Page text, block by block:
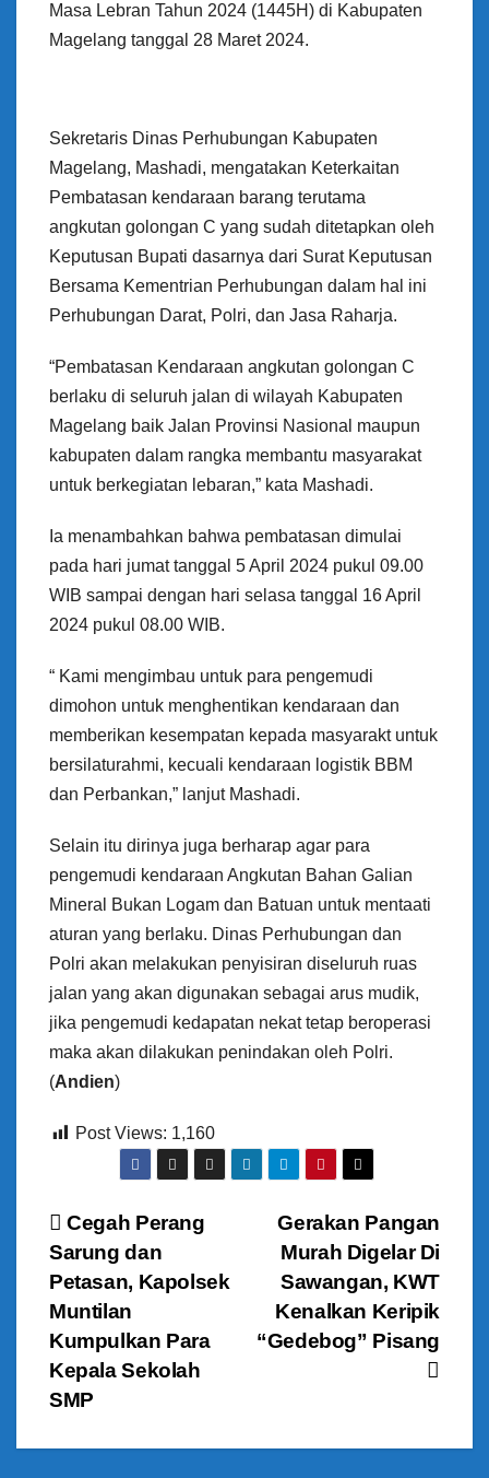
Masa Lebran Tahun 2024 (1445H) di Kabupaten
Magelang tanggal 28 Maret 2024.
Sekretaris Dinas Perhubungan Kabupaten
Magelang, Mashadi, mengatakan Keterkaitan
Pembatasan kendaraan barang terutama
angkutan golongan C yang sudah ditetapkan oleh
Keputusan Bupati dasarnya dari Surat Keputusan
Bersama Kementrian Perhubungan dalam hal ini
Perhubungan Darat, Polri, dan Jasa Raharja.
“Pembatasan Kendaraan angkutan golongan C
berlaku di seluruh jalan di wilayah Kabupaten
Magelang baik Jalan Provinsi Nasional maupun
kabupaten dalam rangka membantu masyarakat
untuk berkegiatan lebaran,” kata Mashadi.
Ia menambahkan bahwa pembatasan dimulai
pada hari jumat tanggal 5 April 2024 pukul 09.00
WIB sampai dengan hari selasa tanggal 16 April
2024 pukul 08.00 WIB.
“ Kami mengimbau untuk para pengemudi
dimohon untuk menghentikan kendaraan dan
memberikan kesempatan kepada masyarakt untuk
bersilaturahmi, kecuali kendaraan logistik BBM
dan Perbankan,” lanjut Mashadi.
Selain itu dirinya juga berharap agar para
pengemudi kendaraan Angkutan Bahan Galian
Mineral Bukan Logam dan Batuan untuk mentaati
aturan yang berlaku. Dinas Perhubungan dan
Polri akan melakukan penyisiran diseluruh ruas
jalan yang akan digunakan sebagai arus mudik,
jika pengemudi kedapatan nekat tetap beroperasi
maka akan dilakukan penindakan oleh Polri.
(Andien)
Post Views: 1,160
N
a
v
i
g
a
Gerakan Pangan
Murah Digelar Di
Sawangan, KWT
Kenalkan Keripik
“Gedebog” Pisang
Cegah Perang
Sarung dan
Petasan, Kapolsek
Muntilan
Kumpulkan Para
Kepala Sekolah
SMP